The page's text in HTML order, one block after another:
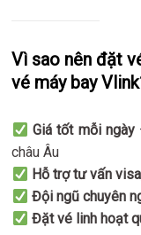
Vì sao nên đặt
vé máy bay
Giá tốt mỗi ngày
châu Âu
Hỗ trợ tư vấn
Đội ngũ chuyên
Đặt vé linh hoạt